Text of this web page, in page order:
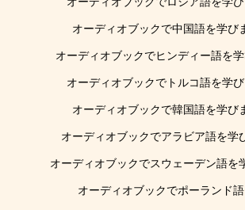
オーディオブックで中国語を学び
オーディオブックでヒンディー語を
オーディオブックでトルコ語を学
オーディオブックで韓国語を学び
オーディオブックでアラビア語を学
オーディオブックでスウェーデン語を
オーディオブックでポーランド